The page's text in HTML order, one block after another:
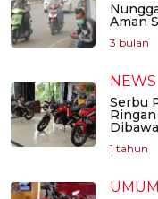
Aman
3 bulan
NEWS
Serbu
1 tahun
UMUM